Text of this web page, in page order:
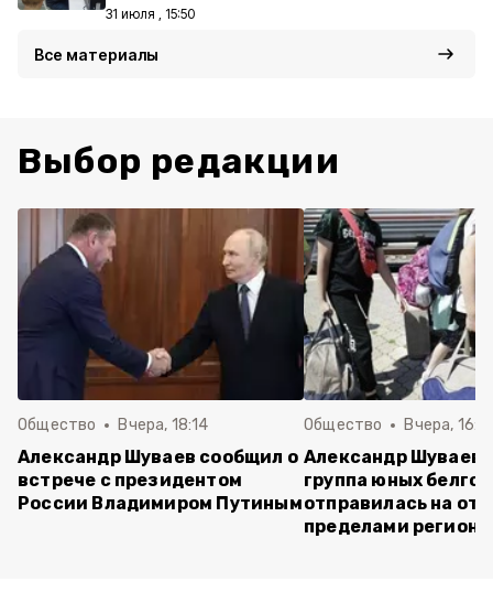
31 июля , 15:50
Все материалы
Выбор редакции
Общество Вчера, 18:14
Александр Шуваев сообщил о
встрече с президентом
России Владимиром Путиным
Общество Вчера,
Александр Шуваев:
группа юных
отправилась на
пределами региона